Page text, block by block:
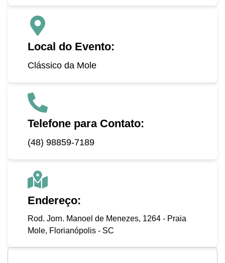
Local do Evento:
Clássico da Mole
Telefone para Contato:
(48) 98859-7189
Endereço:
Rod. Jorn. Manoel de Menezes, 1264 - Praia
Mole, Florianópolis - SC